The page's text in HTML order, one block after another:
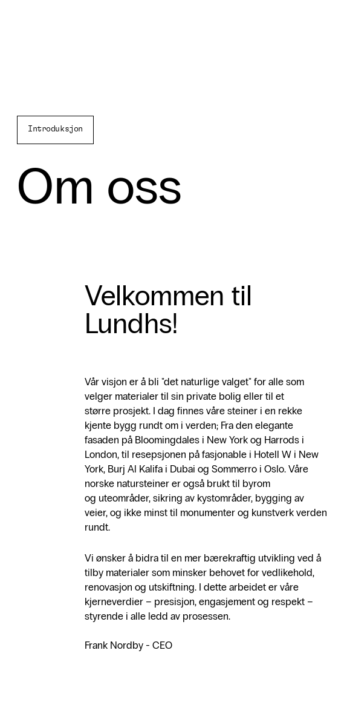
Introduksjon
Om oss
Velkommen til
Lundhs!
Vår visjon er å bli "det naturlige valget" for alle som
velger materialer til sin private bolig eller til et
større prosjekt. I dag finnes våre steiner i en rekke
kjente bygg rundt om i verden; Fra den elegante
fasaden på Bloomingdales i New York og Harrods i
London, til resepsjonen på fasjonable i Hotell W i New
York, Burj Al Kalifa i Dubai og Sommerro i Oslo. Våre
norske natursteiner er også brukt til byrom
og uteområder, sikring av kystområder, bygging av
veier, og ikke minst til monumenter og kunstverk verden
rundt.
Vi ønsker å bidra til en mer bærekraftig utvikling ved å
tilby materialer som minsker behovet for vedlikehold,
renovasjon og utskiftning. I dette arbeidet er våre
kjerneverdier – presisjon, engasjement og respekt –
styrende i alle ledd av prosessen.
Frank Nordby - CEO